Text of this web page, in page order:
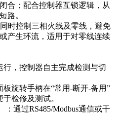
合；配合控制器互锁逻辑，从
路。
时控制三相火线及零线，避免
产生环流，适用于对零线连续
行，控制器自主完成检测与切
旋转手柄在“常用-断开-备用”
检修及测试。
：通过RS485/Modbus通信或干